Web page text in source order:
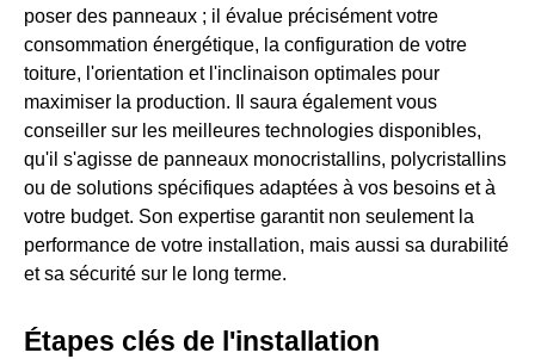
poser des panneaux ; il évalue précisément votre
consommation énergétique, la configuration de votre
toiture, l'orientation et l'inclinaison optimales pour
maximiser la production. Il saura également vous
conseiller sur les meilleures technologies disponibles,
qu'il s'agisse de panneaux monocristallins, polycristallins
ou de solutions spécifiques adaptées à vos besoins et à
votre budget. Son expertise garantit non seulement la
performance de votre installation, mais aussi sa durabilité
et sa sécurité sur le long terme.
Étapes clés de l'installation